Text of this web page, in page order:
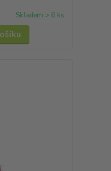
Skladem > 6 ks